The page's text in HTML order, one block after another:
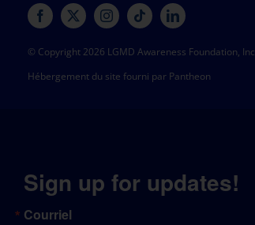
© Copyright 2026 LGMD Awareness Foundation, Inc
Hébergement du site fourni par Pantheon
Sign up for updates!
Courriel